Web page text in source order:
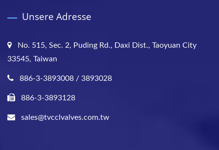
Unsere Adresse
No. 515, Sec. 2, Puding Rd., Daxi Dist., Taoyuan City
33545, Taiwan
886-3-3893008 / 3893028
886-3-3893128
sales@tvcclvalves.com.tw